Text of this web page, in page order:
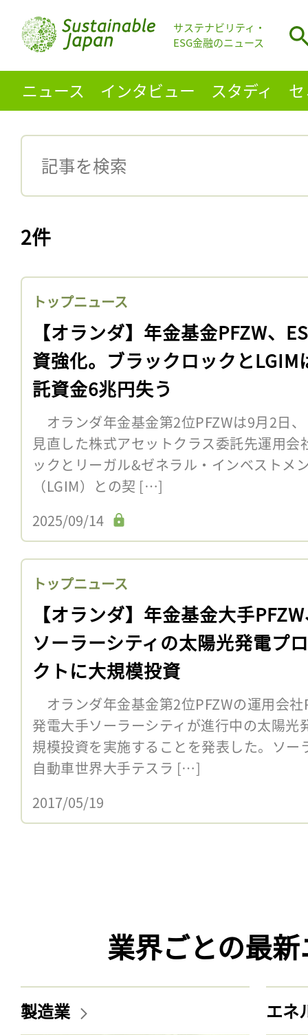
サステナビリティ・
ESG金融のニュース
ニュース インタビュー スタディ
2件
トップニュース
【オランダ】年金基金PFZW、
資強化。ブラックロックとLGIM
託資金6兆円失う
オランダ年金基金第2位PFZWは9月2日
見直した株式アセットクラス委託先運用
ックとリーガル&ゼネラル・インベストメ
（LGIM）との契 […]
2025/09/14
トップニュース
【オランダ】年金基金大手
ソーラーシティの太陽光発電プ
クトに大規模投資
オランダ年金基金第2位PFZWの運用会
発電大手ソーラーシティが進行中の太陽光
規模投資を実施することを発表した。ソー
自動車世界大手テスラ […]
2017/05/19
業界ごとの最
製造業 エネ